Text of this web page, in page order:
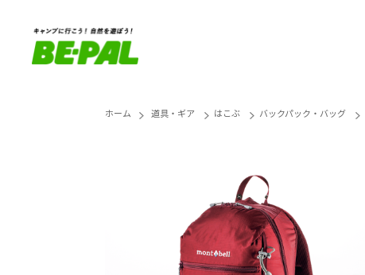
ホーム 道具・ギア はこぶ バックパック・バッグ